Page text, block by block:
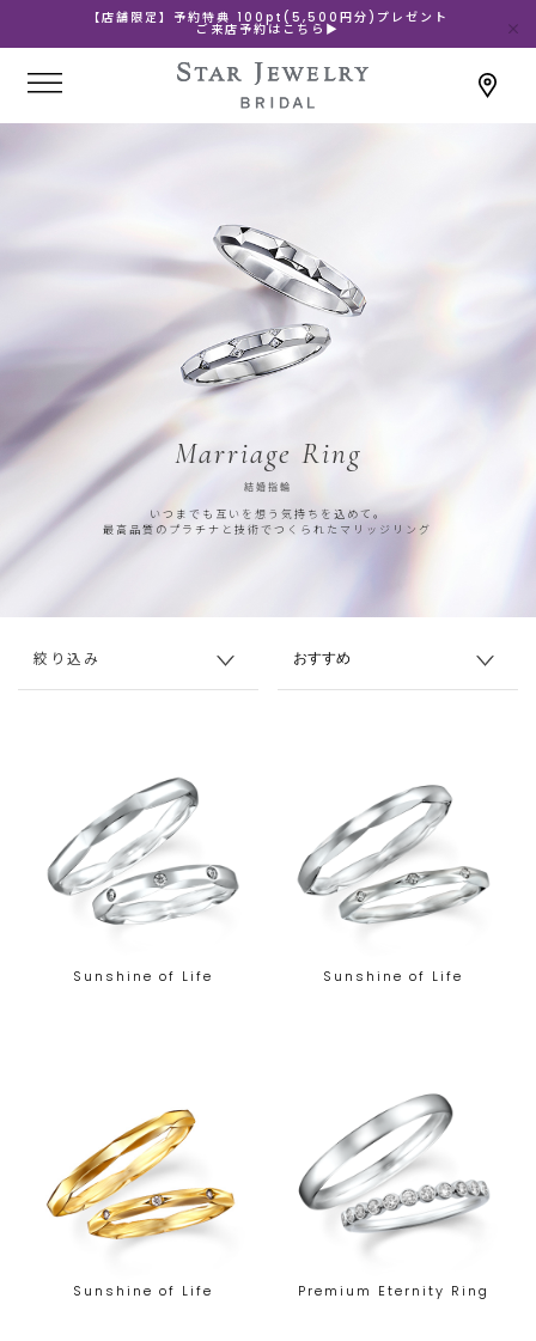
【店舗限定】予約特典 100pt(5,500円分)プレゼント
ご来店予約はこちら▶
Marriage Ring
結婚指輪
いつまでも互いを想う気持ちを込めて。
最高品質のプラチナと技術でつくられたマリッジリング
絞り込み
Sunshine of Life Sunshine of Life
Sunshine of Life Premium Eternity Ring